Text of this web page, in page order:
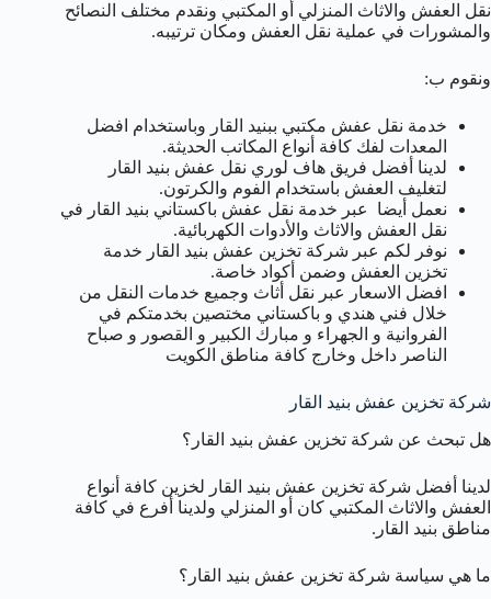
نقل العفش والاثاث المنزلي أو المكتبي ونقدم مختلف النصائح
والمشورات في عملية نقل العفش ومكان ترتيبه.
ونقوم ب:
خدمة نقل عفش مكتبي ببنيد القار وباستخدام افضل
المعدات لفك كافة أنواع المكاتب الحديثة.
لدينا أفضل فريق هاف لوري نقل عفش بنيد القار
لتغليف العفش باستخدام الفوم والكرتون.
نعمل أيضا عبر خدمة نقل عفش باكستاني بنيد القار في
نقل العفش والاثاث والأدوات الكهربائية.
نوفر لكم عبر شركة تخزين عفش بنيد القار خدمة
تخزين العفش وضمن أكواد خاصة.
افضل الاسعار عبر نقل أثاث وجميع خدمات النقل من
خلال فني هندي و باكستاني مختصين بخدمتكم في
الفروانية و الجهراء و مبارك الكبير و القصور و صباح
الناصر داخل وخارج كافة مناطق الكويت
شركة تخزين عفش بنيد القار
هل تبحث عن شركة تخزين عفش بنيد القار؟
لدينا أفضل شركة تخزين عفش بنيد القار لخزين كافة أنواع
العفش والاثاث المكتبي كان أو المنزلي ولدينا أفرع في كافة
مناطق بنيد القار.
ما هي سياسة شركة تخزين عفش بنيد القار؟